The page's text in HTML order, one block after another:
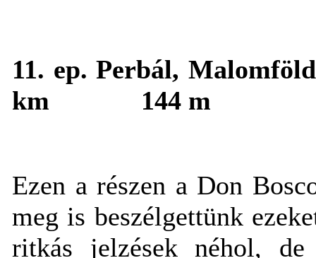
11. ep. Perbál,
km
144 m
Ezen a részen a Don
meg is beszélgettünk
ritkás jelzések néhol, de